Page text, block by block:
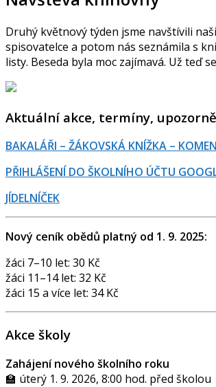
Druhý květnový týden jsme navštívili
spisovatelce a potom nás seznámila s
listy. Beseda byla moc zajímavá. Už teď
Aktuální akce, termíny,
BAKALÁŘI – ŽÁKOVSKÁ KNÍŽKA –
PŘIHLÁŠENÍ DO ŠKOLNÍHO ÚČTU
JÍDELNÍČEK
Nový ceník obědů platný od 1. 9. 2025:
žáci 7–10 let: 30 Kč
žáci 11–14 let: 32 Kč
žáci 15 a více let: 34 Kč
Akce školy
Zahájení nového školního roku
🏫 úterý 1. 9. 2026, 8:00 hod. před školou